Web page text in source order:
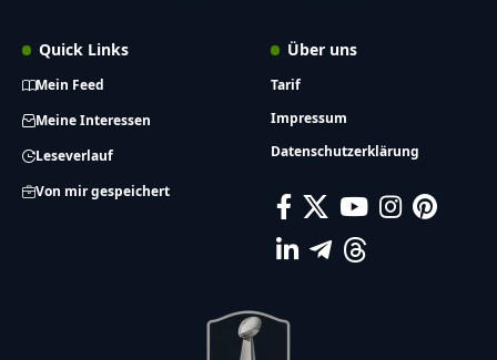
Quick Links
Mein Feed
Meine Interessen
Leseverlauf
Von mir gespeichert
Über uns
Tarif
Impressum
Datenschutzerklärung